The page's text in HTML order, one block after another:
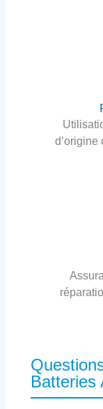
d’origine
Batteries